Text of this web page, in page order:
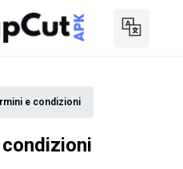
e condizioni